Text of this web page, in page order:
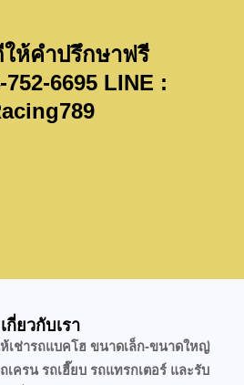
ให้คำปรึกษาฟรี
6695 LINE :
เกี่ยวกับเรา
เช่ารถแบคโฮ ขนาดเล็ก-ขนาดใหญ่
ครน รถเฮี๊ยบ รถแทรกเตอร์ และรับ